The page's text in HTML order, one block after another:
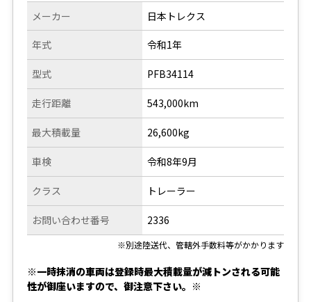
メーカー
年式
型式
走行距離
日本トレクス
令和1年
PFB34114
543,000km
最大積載量
車検
クラス
お問い合わせ番号
26,600kg
令和8年9月
トレーラー
2336
※別途陸送代、管轄外手数料等がかかります
※一時抹消の車両は登録時最大積載量が減トンされる可能
性が御座いますので、御注意下さい。※